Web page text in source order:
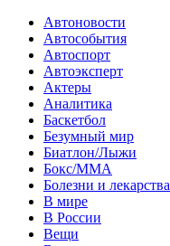
Автоновости
Автособытия
Автоспорт
Автоэксперт
Актеры
Аналитика
Баскетбол
Безумный мир
Биатлон/Лыжи
Бокс/MMA
Болезни и лекарства
В мире
В России
Вещи